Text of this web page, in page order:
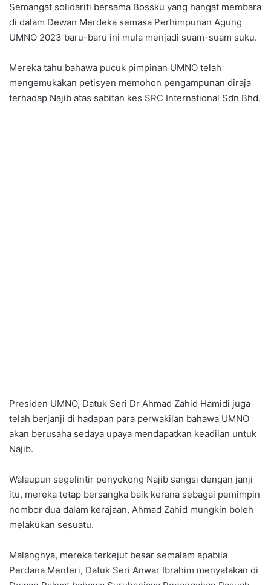
Semangat solidariti bersama Bossku yang hangat membara
di dalam Dewan Merdeka semasa Perhimpunan Agung
UMNO 2023 baru-baru ini mula menjadi suam-suam suku.
Mereka tahu bahawa pucuk pimpinan UMNO telah
mengemukakan petisyen memohon pengampunan diraja
terhadap Najib atas sabitan kes SRC International Sdn Bhd.
Presiden UMNO, Datuk Seri Dr Ahmad Zahid Hamidi juga
telah berjanji di hadapan para perwakilan bahawa UMNO
akan berusaha sedaya upaya mendapatkan keadilan untuk
Najib.
Walaupun segelintir penyokong Najib sangsi dengan janji
itu, mereka tetap bersangka baik kerana sebagai pemimpin
nombor dua dalam kerajaan, Ahmad Zahid mungkin boleh
melakukan sesuatu.
Malangnya, mereka terkejut besar semalam apabila
Perdana Menteri, Datuk Seri Anwar Ibrahim menyatakan di